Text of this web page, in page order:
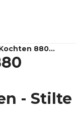
880
In De
30 Dagen -
De Storm?
- Stilte